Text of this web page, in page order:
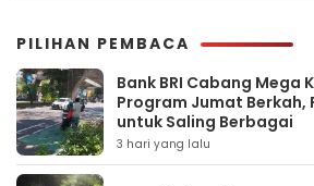
PILIHAN PEMBACA
Bank BRI Cabang Mega
Program Jumat Berkah,
untuk Saling Berbagai
3 hari yang lalu